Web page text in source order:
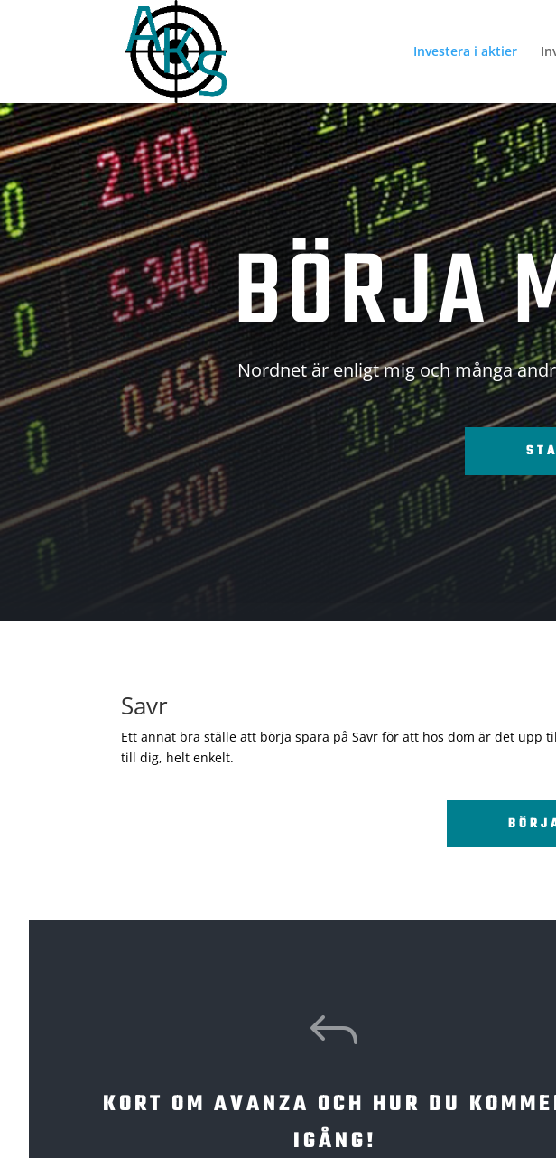
Investera i aktier
BÖRJA
Nordnet är enligt mig och många
Savr
Ett annat bra ställe att börja spara på Savr för att hos dom är det
till dig, helt enkelt.
J
KORT OM AVANZA OCH HUR DU
IGÅNG!